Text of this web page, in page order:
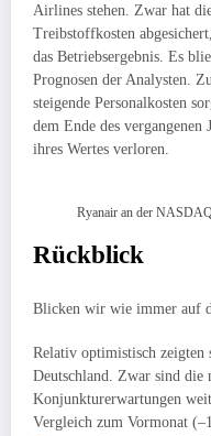
Airlines stehen. Zwar hat
Treibstoffkosten
das Betriebsergebnis. Es
Prognosen der Analysten.
steigende Personalkosten
dem Ende des
ihres Wertes verloren.
Ryanair an der
Rückblick
Blicken wir wie immer auf
Relativ optimistisch
Deutschland. Zwar sind die
Konjunkturerwartungen
Vergleich zum Vormonat